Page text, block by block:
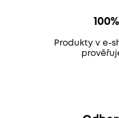
Produkty v e-